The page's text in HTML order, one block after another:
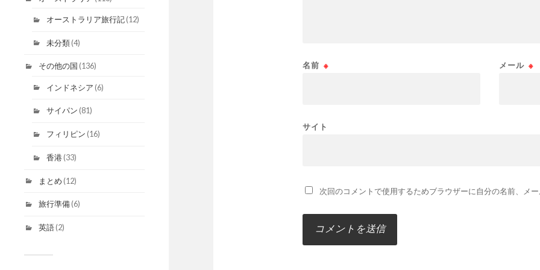
オーストラリア旅行記(12)
未分類(4)
その他の国 (136)
インドネシア (6)
サイパン (81)
フィリピン (16)
香港(33)
まとめ (12)
旅行準備(6)
英語(2)
名前 ※ メール ※
サイト
次回のコメントで使用するためブラウザーに自分の名前、メ